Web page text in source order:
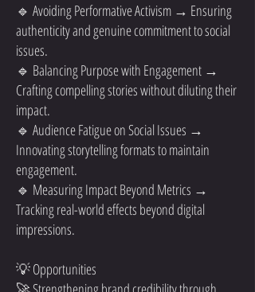
🔹 Avoiding Performative Activism → Ensuring
authenticity and genuine commitment to social
issues.
🔹 Balancing Purpose with Engagement →
Crafting compelling stories without diluting their
impact.
🔹 Audience Fatigue on Social Issues →
Innovating storytelling formats to maintain
engagement.
🔹 Measuring Impact Beyond Metrics →
Tracking real-world effects beyond digital
impressions.
💡 Opportunities